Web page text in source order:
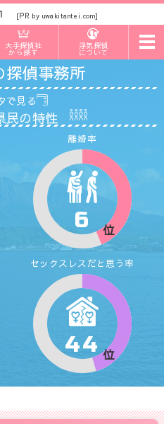
[PR by uwakitantei.com]
大手探偵社
から探す
浮気探偵
について
t
o
g
v
探偵事務所
離婚率
6 位
で見る
民の特性
セックスレスだと思う率
44 位